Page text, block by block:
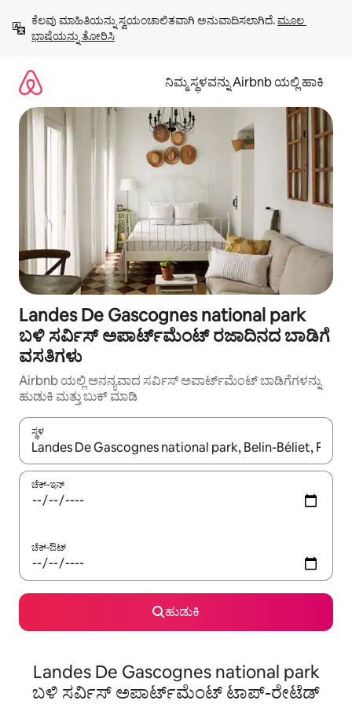
ಹೋಗಿ
ಕೆಲವು ಮಾಹಿತಿಯನ್ನು ಸ್ವಯಂಚಾಲಿತವಾಗಿ ಅನುವಾದಿಸಲಾಗಿದೆ. ಮೂಲ
ಭಾಷೆಯನ್ನು ತೋರಿಸಿ
ನಿಮ್ಮ ಸ್ಥಳವನ್ನು Airbnb ಯಲ್ಲಿ ಹಾಕಿ
Landes De Gascognes national park
ಬಳಿ ಸರ್ವಿಸ್ ಅಪಾರ್ಟ್‌ಮೆಂಟ್ ರಜಾದಿನದ ಬಾಡಿಗೆ
ವಸತಿಗಳು
Airbnb ಯಲ್ಲಿ ಅನನ್ಯವಾದ ಸರ್ವಿಸ್ ಅಪಾರ್ಟ್‌ಮೆಂಟ್ ಬಾಡಿಗೆಗಳನ್ನು
ಹುಡುಕಿ ಮತ್ತು ಬುಕ್ ಮಾಡಿ
ಸ್ಥಳ
ಫಲಿತಾಂಶಗಳು ಲಭ್ಯವಿರುವಾಗ, ಅಪ್ ಮತ್ತು ಡೌನ್ ಬಾಣದ ಕೀಲಿಗಳೊಂದಿಗೆ
ಚೆಕ್-ಇನ್
ಚೆಕ್-ಔಟ್
ಹುಡುಕಿ
Landes De Gascognes national park
ಬಳಿ ಸರ್ವಿಸ್ ಅಪಾರ್ಟ್‌ಮೆಂಟ್ ಟಾಪ್-ರೇಟೆಡ್